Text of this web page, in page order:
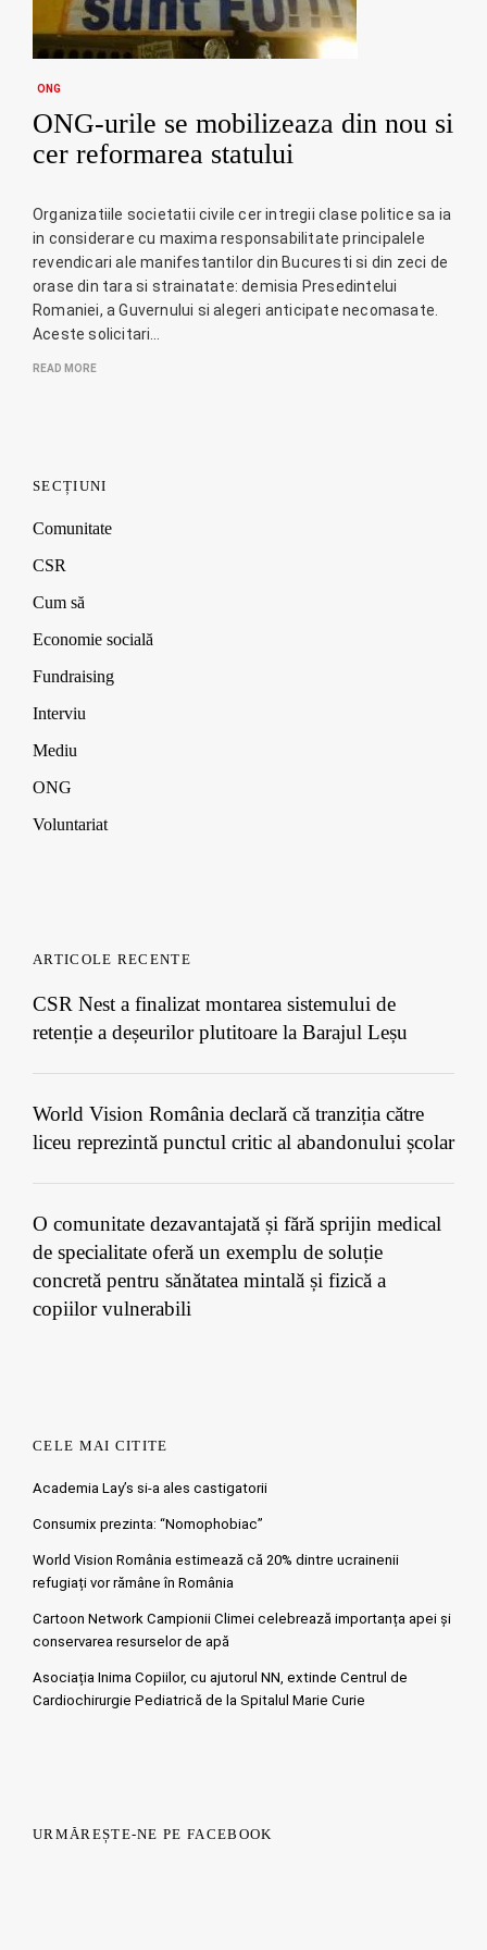
ONG
ONG-urile se mobilizeaza din nou si
cer reformarea statului
Organizatiile societatii civile cer intregii clase politice sa ia
in considerare cu maxima responsabilitate principalele
revendicari ale manifestantilor din Bucuresti si din zeci de
orase din tara si strainatate: demisia Presedintelui
Romaniei, a Guvernului si alegeri anticipate necomasate.
Aceste solicitari…
READ MORE
SECȚIUNI
Comunitate
CSR
Cum să
Economie socială
Fundraising
Interviu
Mediu
ONG
Voluntariat
ARTICOLE RECENTE
CSR Nest a finalizat montarea sistemului de
retenție a deșeurilor plutitoare la Barajul Leșu
World Vision România declară că tranziția către
liceu reprezintă punctul critic al abandonului școlar
O comunitate dezavantajată și fără sprijin medical
de specialitate oferă un exemplu de soluție
concretă pentru sănătatea mintală și fizică a
copiilor vulnerabili
CELE MAI CITITE
Academia Lay’s si-a ales castigatorii
Consumix prezinta: “Nomophobiac”
World Vision România estimează că 20% dintre ucrainenii
refugiați vor rămâne în România
Cartoon Network Campionii Climei celebrează importanța apei și
conservarea resurselor de apă
Asociația Inima Copiilor, cu ajutorul NN, extinde Centrul de
Cardiochirurgie Pediatrică de la Spitalul Marie Curie
URMĂREȘTE-NE PE FACEBOOK